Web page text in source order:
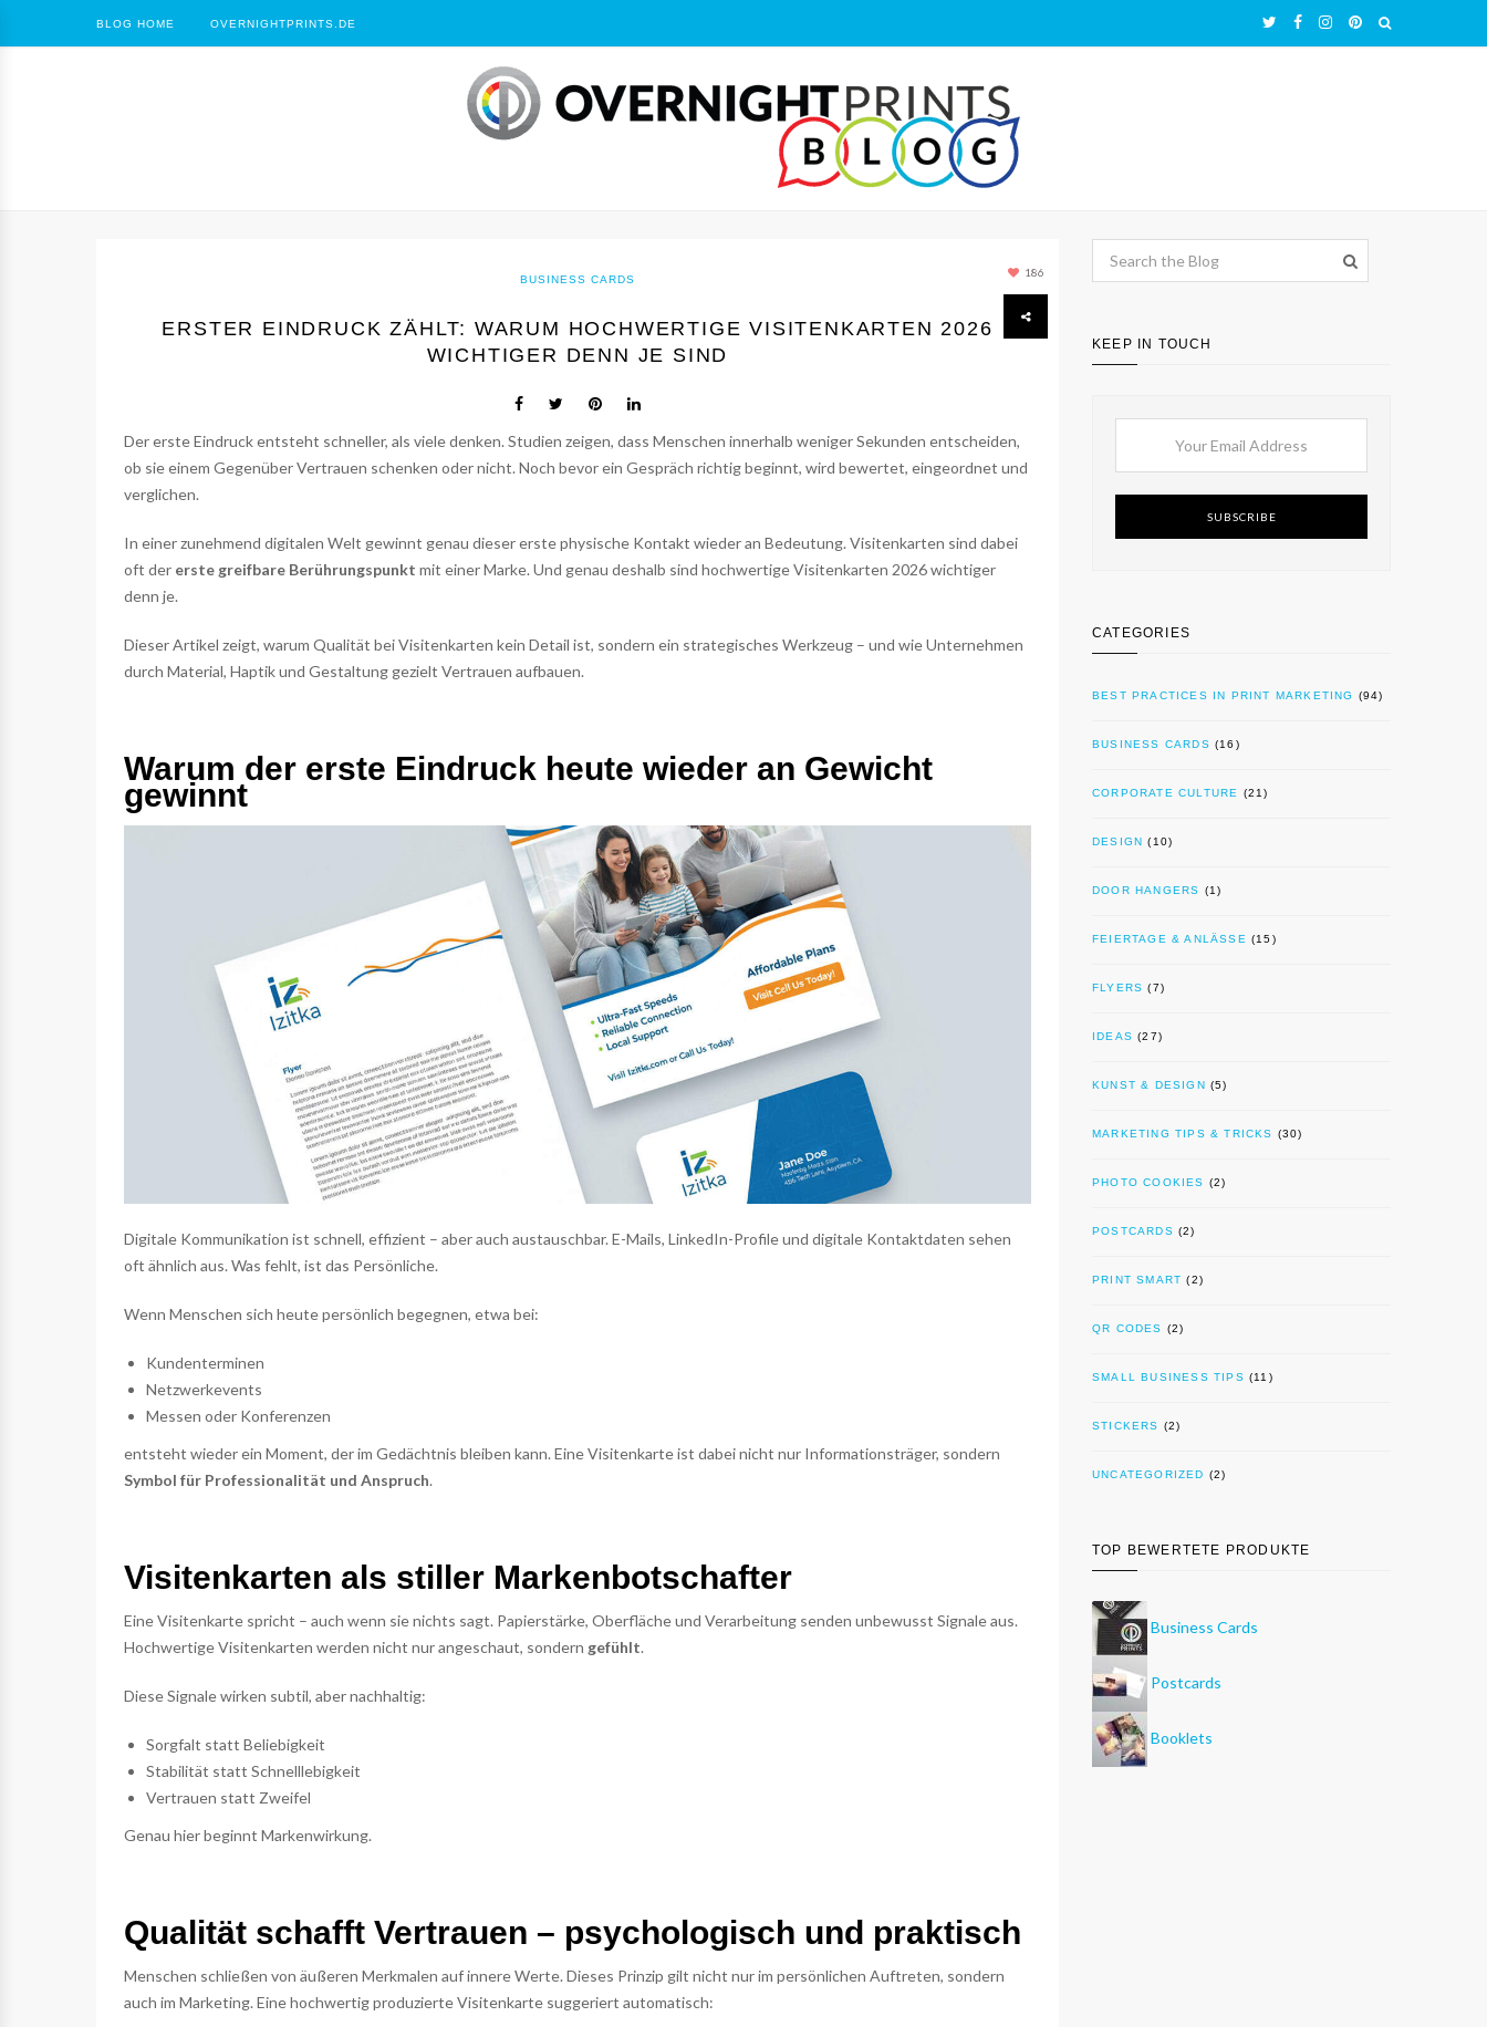
BLOG HOME OVERNIGHTPRINTS.DE
186
BUSINESS CARDS
ERSTER EINDRUCK ZÄHLT: WARUM HOCHWERTIGE VISITENKARTEN 2026
WICHTIGER DENN JE SIND
Der erste Eindruck entsteht schneller, als viele denken. Studien zeigen, dass Menschen innerhalb weniger Sekunden entscheiden,
ob sie einem Gegenüber Vertrauen schenken oder nicht. Noch bevor ein Gespräch richtig beginnt, wird bewertet, eingeordnet und
verglichen.
In einer zunehmend digitalen Welt gewinnt genau dieser erste physische Kontakt wieder an Bedeutung. Visitenkarten sind dabei
oft der erste greifbare Berührungspunkt mit einer Marke. Und genau deshalb sind hochwertige Visitenkarten 2026 wichtiger
denn je.
Dieser Artikel zeigt, warum Qualität bei Visitenkarten kein Detail ist, sondern ein strategisches Werkzeug – und wie Unternehmen
durch Material, Haptik und Gestaltung gezielt Vertrauen aufbauen.
Warum der erste Eindruck heute wieder an Gewicht
gewinnt
Digitale Kommunikation ist schnell, effizient – aber auch austauschbar. E-Mails, LinkedIn-Profile und digitale Kontaktdaten sehen
oft ähnlich aus. Was fehlt, ist das Persönliche.
Wenn Menschen sich heute persönlich begegnen, etwa bei:
Kundenterminen
Netzwerkevents
Messen oder Konferenzen
entsteht wieder ein Moment, der im Gedächtnis bleiben kann. Eine Visitenkarte ist dabei nicht nur Informationsträger, sondern
Symbol für Professionalität und Anspruch.
Visitenkarten als stiller Markenbotschafter
Eine Visitenkarte spricht – auch wenn sie nichts sagt. Papierstärke, Oberfläche und Verarbeitung senden unbewusst Signale aus.
Hochwertige Visitenkarten werden nicht nur angeschaut, sondern gefühlt.
Diese Signale wirken subtil, aber nachhaltig:
Sorgfalt statt Beliebigkeit
Stabilität statt Schnelllebigkeit
Vertrauen statt Zweifel
Genau hier beginnt Markenwirkung.
Qualität schafft Vertrauen – psychologisch und praktisch
Menschen schließen von äußeren Merkmalen auf innere Werte. Dieses Prinzip gilt nicht nur im persönlichen Auftreten, sondern
auch im Marketing. Eine hochwertig produzierte Visitenkarte suggeriert automatisch:
KEEP IN TOUCH
SUBSCRIBE
CATEGORIES
BEST PRACTICES IN PRINT MARKETING (94)
BUSINESS CARDS (16)
CORPORATE CULTURE (21)
DESIGN (10)
DOOR HANGERS (1)
FEIERTAGE & ANLÄSSE (15)
FLYERS (7)
IDEAS (27)
KUNST & DESIGN (5)
MARKETING TIPS & TRICKS (30)
PHOTO COOKIES (2)
POSTCARDS (2)
PRINT SMART (2)
QR CODES (2)
SMALL BUSINESS TIPS (11)
STICKERS (2)
UNCATEGORIZED (2)
TOP BEWERTETE PRODUKTE
Business Cards
Postcards
Booklets